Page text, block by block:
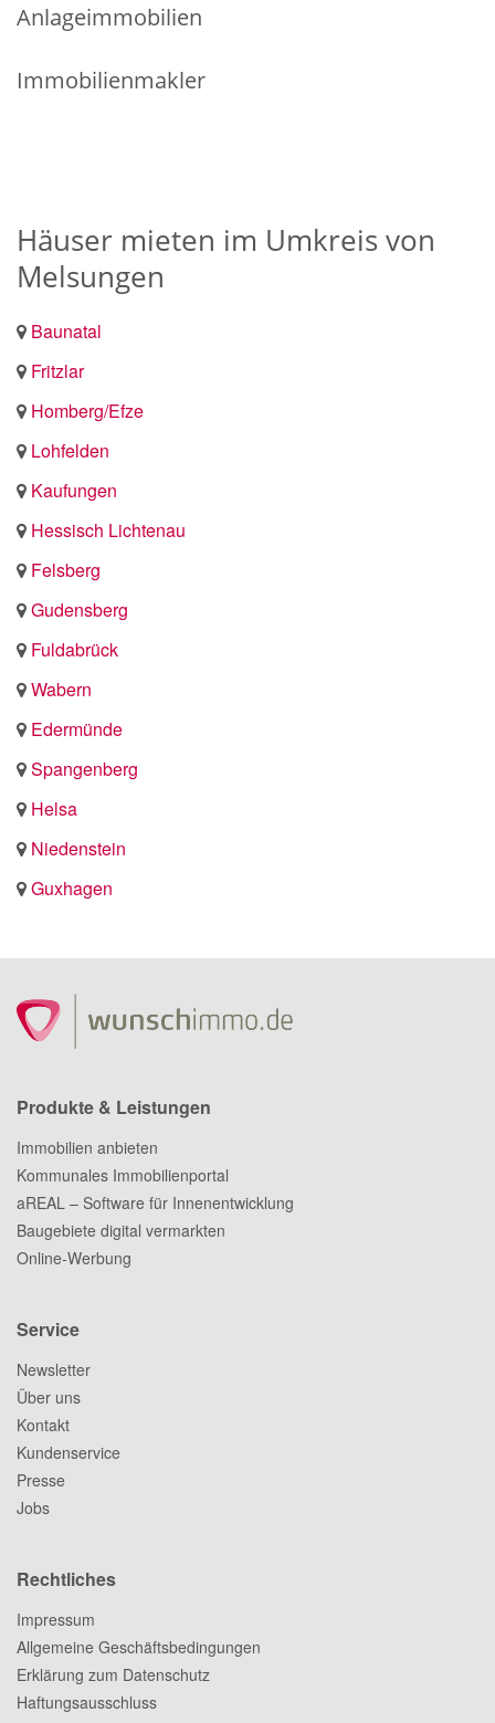
Anlageimmobilien
Immobilienmakler
Häuser mieten im Umkreis von
Melsungen
Baunatal
Fritzlar
Homberg/Efze
Lohfelden
Kaufungen
Hessisch Lichtenau
Felsberg
Gudensberg
Fuldabrück
Wabern
Edermünde
Spangenberg
Helsa
Niedenstein
Guxhagen
Produkte & Leistungen
Immobilien anbieten
Kommunales Immobilienportal
aREAL – Software für Innenentwicklung
Baugebiete digital vermarkten
Online-Werbung
Service
Newsletter
Über uns
Kontakt
Kundenservice
Presse
Jobs
Rechtliches
Impressum
Allgemeine Geschäftsbedingungen
Erklärung zum Datenschutz
Haftungsausschluss